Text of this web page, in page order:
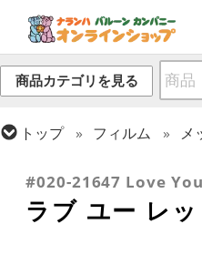
商品カテゴリを見る
トップ フィルム メ
バレンタイン
#020-21647 Love
ラブ ユー レ